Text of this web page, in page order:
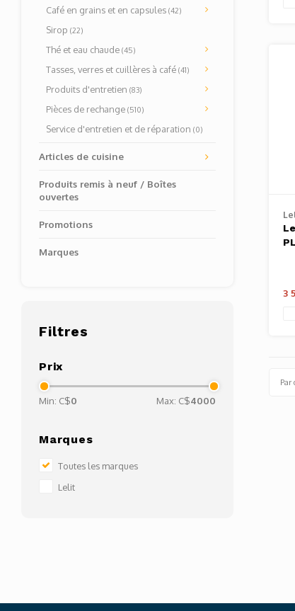
Café en grains et en capsules (42)
Sirop (22)
Thé et eau chaude (45)
Tasses, verres et cuillères à café (41)
Produits d'entretien (83)
Pièces de rechange (510)
Service d'entretien et de réparation (0)
Articles de cuisine
Produits remis à neuf / Boîtes
ouvertes
Promotions
Marques
Filtres
Prix
Min: C$0 Max: C$4000
Marques
Toutes les marques
Lelit
3
Par